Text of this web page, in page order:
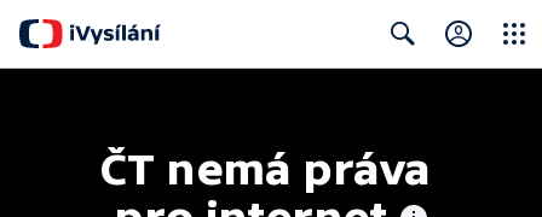
ČT nemá práva